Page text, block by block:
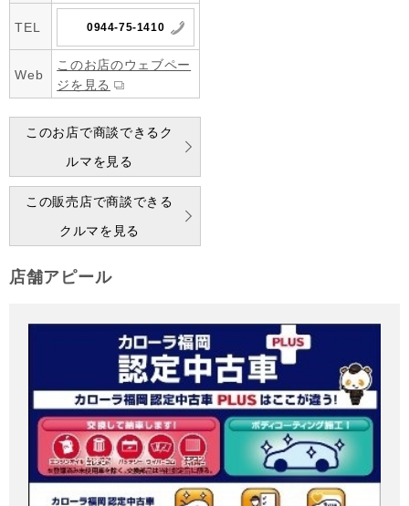
TEL 0944-75-1410
Web
このお店のウェブペー
ジを見る
このお店で商談できるク
ルマを見る
この販売店で商談できる
クルマを見る
店舗アピール